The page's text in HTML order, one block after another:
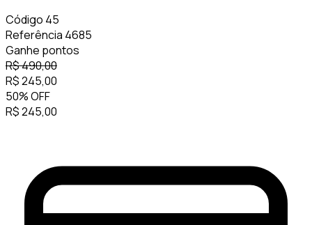
Código 45
Referência 4685
Ganhe pontos
R$490,00
R$245,00
50%OFF
R$245,00